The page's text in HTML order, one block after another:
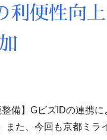
便性向
備】GビズIDの連携
た、今回も京都ミラ